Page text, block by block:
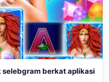
selebgram berkat aplikasi